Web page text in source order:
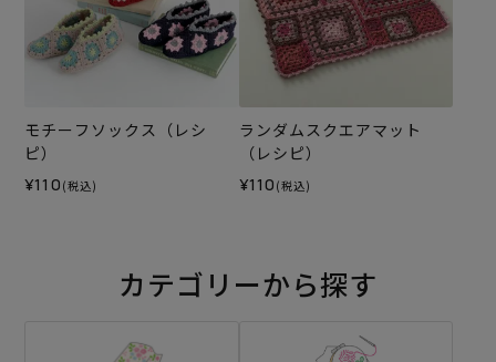
モチーフソックス（レシ
ピ）
¥110 (税込)
ランダムスクエアマット
（レシピ）
¥110 (税込)
カテゴリーから探す